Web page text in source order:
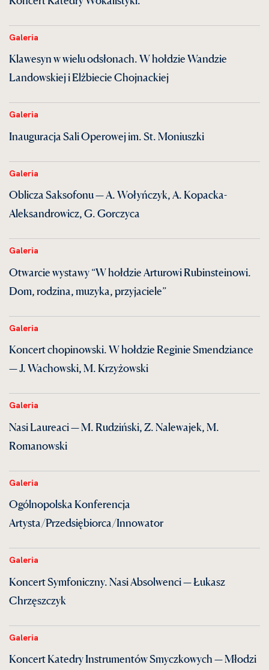
Galeria
Klawesyn w wielu odsłonach. W hołdzie Wandzie
Landowskiej i Elżbiecie Chojnackiej
Galeria
Inauguracja Sali Operowej im. St. Moniuszki
Galeria
Oblicza Saksofonu — A. Wołyńczyk, A. Kopacka-
Aleksandrowicz, G. Gorczyca
Galeria
Otwarcie wystawy “W hołdzie Arturowi Rubinsteinowi.
Dom, rodzina, muzyka, przyjaciele”
Galeria
Koncert chopinowski. W hołdzie Reginie Smendziance
— J. Wachowski, M. Krzyżowski
Galeria
Nasi Laureaci — M. Rudziński, Z. Nalewajek, M.
Romanowski
Galeria
Ogólnopolska Konferencja
Artysta/Przedsiębiorca/Innowator
Galeria
Koncert Symfoniczny. Nasi Absolwenci — Łukasz
Chrzęszczyk
Galeria
Koncert Katedry Instrumentów Smyczkowych — Młodzi